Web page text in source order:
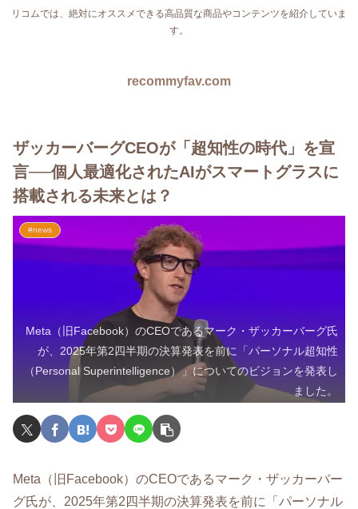
リコムでは、絶対にオススメできる高品質な商品やコンテンツを紹介していま
す。
recommyfav.com
ザッカーバーグCEOが「超知性の時代」を宣
言──個人最適化されたAIがスマートグラスに
搭載される未来とは？
#news
Meta（旧Facebook）のCEOであるマーク・ザッカーバーグ氏
が、2025年第2四半期の決算発表を前に「パーソナル超知性
（Personal Superintelligence）」についてのビジョンを発表し
ました。
Meta（旧Facebook）のCEOであるマーク・ザッカーバー
グ氏が、2025年第2四半期の決算発表を前に「パーソナル